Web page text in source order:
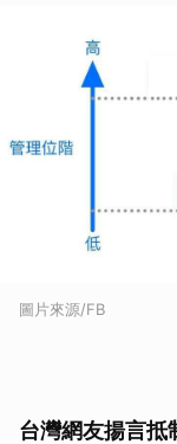
圖片來源/FB
台灣網友揚言抵